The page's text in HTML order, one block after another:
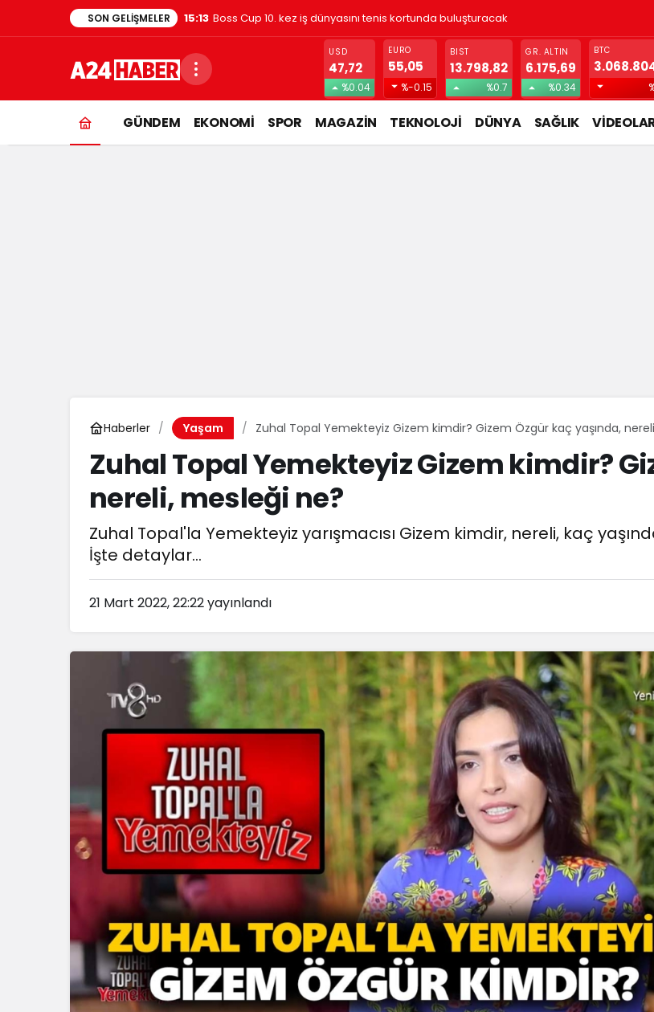
SON GELIŞMELER 1:48 Evde kedi besleyenler dikkat! Gizlice yerleşen parazit, görme kaybına yol açıyor
USD
47,72
%0.04
EURO
55,05
%-0.15
BIST
13.798,82
%0.7
GR. ALTIN
6.175,69
%0.34
BTC
GÜNDEM EKONOMİ SPOR MAGAZİN TEKNOLOJİ DÜNYA SAĞLIK
Haberler Yaşam Zuhal Topal Yemekteyiz Gizem kimdir? Gizem Özgür kaç yaşında,
Zuhal Topal Yemekteyiz Gizem kimdir?
nereli, mesleği ne?
Zuhal Topal'la Yemekteyiz yarışmacısı Gizem kimdir, nereli, kaç
İşte detaylar...
21 Mart 2022, 22:22yayınlandı